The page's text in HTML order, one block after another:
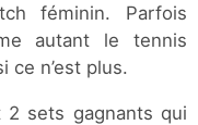
féminin. Parfois
autant le tennis
ce n’est plus.
2 sets gagnants qui